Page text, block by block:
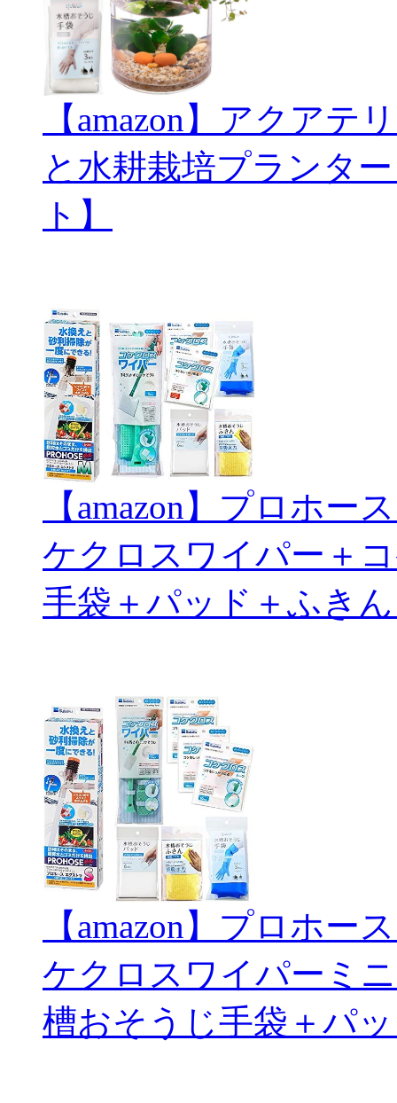
【amazon】アクアテ
と水耕栽培プランタ
ト】
【amazon】プロホ
ケクロスワイパー＋
手袋＋パッド＋ふき
【amazon】プロホー
ケクロスワイパーミ
槽おそうじ手袋＋パ